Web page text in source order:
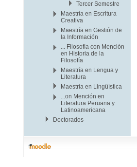
Tercer Semestre
Maestría en Escritura
Creativa
Maestría en Gestión de
la Información
... Filosofía con Mención
en Historia de la
Filosofía
Maestría en Lengua y
Literatura
Maestría en Lingüística
...on Mención en
Literatura Peruana y
Latinoamericana
Doctorados